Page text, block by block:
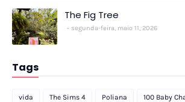
The Fig Tree
segunda-feira, maio 11, 2026
Tags
vida The Sims 4 Poliana 100 Baby